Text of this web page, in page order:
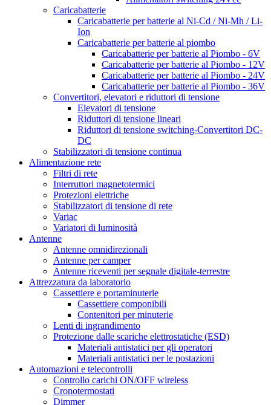
Caricabatterie
Caricabatterie per batterie al Ni-Cd / Ni-Mh / Li-
Ion
Caricabatterie per batterie al piombo
Caricabatterie per batterie al Piombo - 6V
Caricabatterie per batterie al Piombo - 12V
Caricabatterie per batterie al Piombo - 24V
Caricabatterie per batterie al Piombo - 36V
Convertitori, elevatori e riduttori di tensione
Elevatori di tensione
Riduttori di tensione lineari
Riduttori di tensione switching-Convertitori DC-
DC
Stabilizzatori di tensione continua
Alimentazione rete
Filtri di rete
Interruttori magnetotermici
Protezioni elettriche
Stabilizzatori di tensione di rete
Variac
Variatori di luminosità
Antenne
Antenne omnidirezionali
Antenne per camper
Antenne riceventi per segnale digitale-terrestre
Attrezzatura da laboratorio
Cassettiere e portaminuterie
Cassettiere componibili
Contenitori per minuterie
Lenti di ingrandimento
Protezione dalle scariche elettrostatiche (ESD)
Materiali antistatici per gli operatori
Materiali antistatici per le postazioni
Automazioni e telecontrolli
Controllo carichi ON/OFF wireless
Cronotermostati
Dimmer